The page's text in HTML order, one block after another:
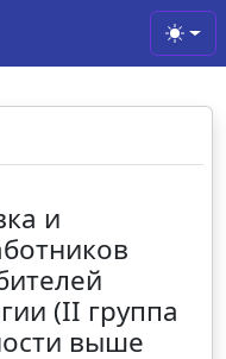
и
(II группа
выше